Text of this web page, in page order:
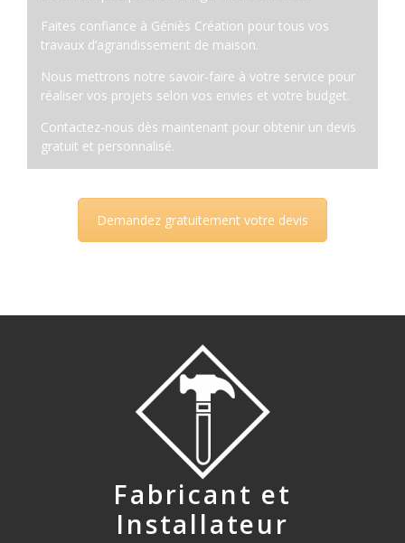
Faites confiance à Géniès Création pour tous vos
travaux d’agrandissement de maison.
Nous mettrons notre savoir-faire à votre service pour
réaliser vos projets selon vos envies et votre budget.
Contactez-nous dès maintenant pour obtenir un devis
gratuit et personnalisé.
Demandez gratuitement votre devis
Fabricant et
Installateur